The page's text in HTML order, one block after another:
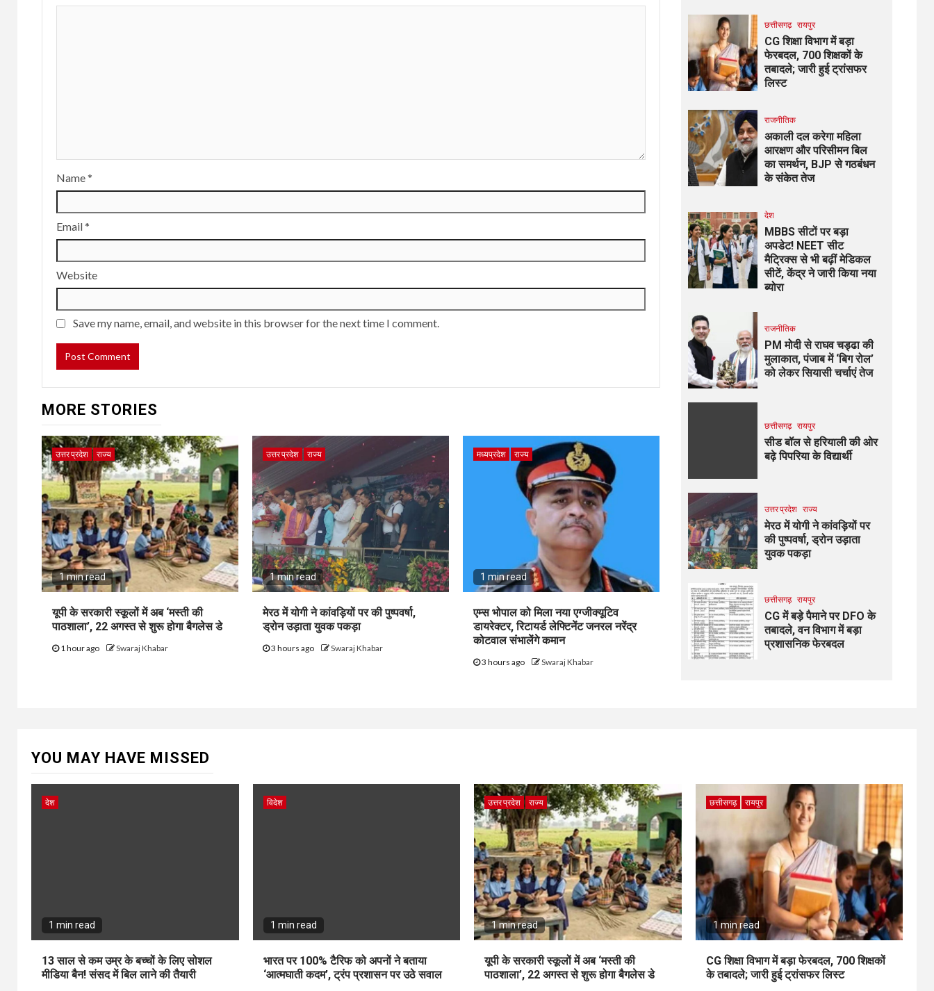
Name*
Email*
Website
Save my name, email, and website in this browser for the next time I comment.
MORE STORIES
उत्तर प्रदेश राज्य
1 min read
यूपी के सरकारी स्कूलों में अब ‘मस्ती की
पाठशाला’, 22 अगस्त से शुरू होगा बैगलेस डे
1 hour ago Swaraj Khabar
उत्तर प्रदेश राज्य
1 min read
मेरठ में योगी ने कांवड़ियों पर की पुष्पवर्षा,
ड्रोन उड़ाता युवक पकड़ा
3 hours ago Swaraj Khabar
मध्यप्रदेश राज्य
1 min read
एम्स भोपाल को मिला नया एग्जीक्यूटिव
डायरेक्टर, रिटायर्ड लेफ्टिनेंट जनरल नरेंद्र
कोटवाल संभालेंगे कमान
3 hours ago Swaraj Khabar
छत्तीसगढ़ रायपुर
CG शिक्षा विभाग में बड़ा
फेरबदल, 700 शिक्षकों के
तबादले; जारी हुई ट्रांसफर
लिस्ट
राजनीतिक
अकाली दल करेगा महिला
आरक्षण और परिसीमन बिल
का समर्थन, BJP से गठबंधन
के संकेत तेज
देश
MBBS सीटों पर बड़ा
अपडेट! NEET सीट
मैट्रिक्स से भी बढ़ीं मेडिकल
सीटें, केंद्र ने जारी किया नया
ब्योरा
राजनीतिक
PM मोदी से राघव चड्ढा की
मुलाकात, पंजाब में ‘बिग रोल’
को लेकर सियासी चर्चाएं तेज
छत्तीसगढ़ रायपुर
सीड बॉल से हरियाली की ओर
बढ़े पिपरिया के विद्यार्थी
उत्तर प्रदेश राज्य
मेरठ में योगी ने कांवड़ियों पर
की पुष्पवर्षा, ड्रोन उड़ाता
युवक पकड़ा
छत्तीसगढ़ रायपुर
CG में बड़े पैमाने पर DFO के
तबादले, वन विभाग में बड़ा
प्रशासनिक फेरबदल
YOU MAY HAVE MISSED
देश
1 min read
13 साल से कम उम्र के बच्चों के लिए सोशल
मीडिया बैन! संसद में बिल लाने की तैयारी
विदेश
1 min read
भारत पर 100% टैरिफ को अपनों ने बताया
‘आत्मघाती कदम’, ट्रंप प्रशासन पर उठे सवाल
उत्तर प्रदेश राज्य
1 min read
यूपी के सरकारी स्कूलों में अब ‘मस्ती की
पाठशाला’, 22 अगस्त से शुरू होगा बैगलेस डे
छत्तीसगढ़ रायपुर
1 min read
CG शिक्षा विभाग में बड़ा फेरबदल, 700 शिक्षकों
के तबादले; जारी हुई ट्रांसफर लिस्ट